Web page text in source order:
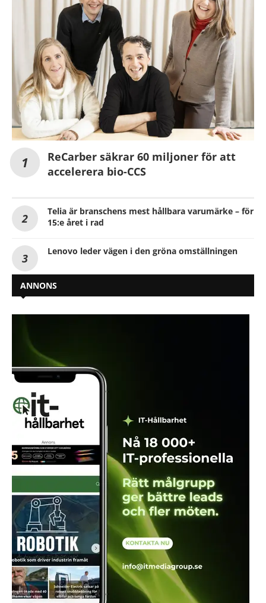
ReCarber säkrar 60 miljoner för att
accelerera bio-CCS
Telia är branschens mest hållbara varumärke – för
15:e året i rad
Lenovo leder vägen i den gröna omställningen
ANNONS